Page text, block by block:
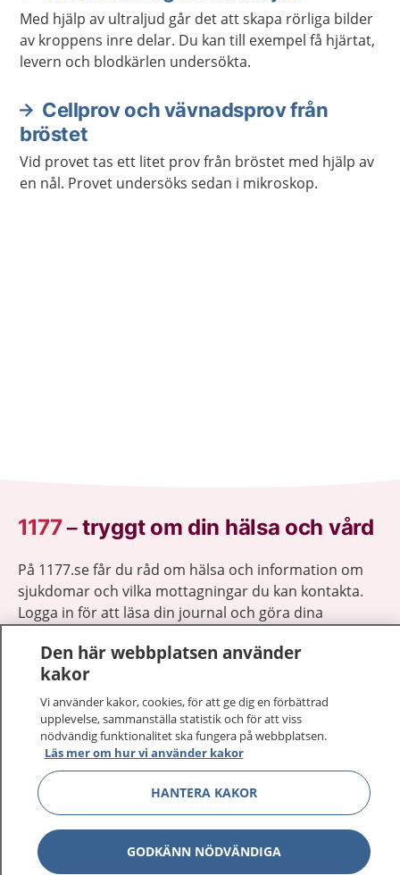
Med hjälp av ultraljud går det att skapa rörliga bilder
av kroppens inre delar. Du kan till exempel få hjärtat,
levern och blodkärlen undersökta.
Cellprov och vävnadsprov från
bröstet
Vid provet tas ett litet prov från bröstet med hjälp av
en nål. Provet undersöks sedan i mikroskop.
1177–tryggt om din hälsa och vård
På 1177.se får du råd om hälsa och information om
sjukdomar och vilka mottagningar du kan kontakta.
Logga in för att läsa din journal och göra dina
sjukvårdsrådgivning dygnet runt.
1177 ger dig råd när du vill må bättre.
1177 på flera språk Visa
Om 1177 Visa
Den här webbplatsen använder
kakor
Vi använder kakor, cookies, för att ge dig en förbättrad
upplevelse, sammanställa statistik och för att viss
nödvändig funktionalitet ska fungera på webbplatsen.
Läs mer om hur vi använder kakor
HANTERA KAKOR
GODKÄNN NÖDVÄNDIGA